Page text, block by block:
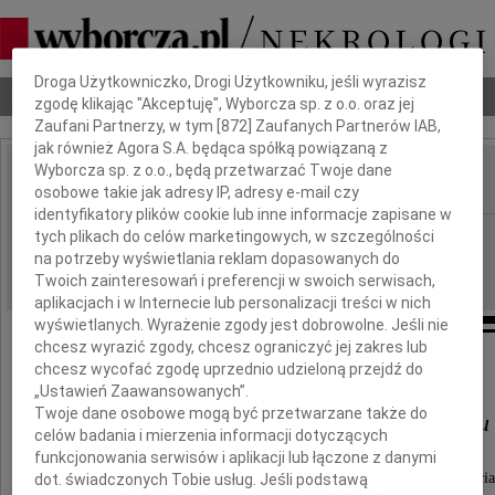
Nekrologi Odeszli Poradnik pogrzebowy
IMIĘ I NAZWISKO:
REGION: Wrocław
DATA EMISJI: 27.12.2023
Panu Sędziemu
Andrzejowi Lewandowskiemu
wyrazy głębokiego współczucia i słowa wsparcia
Dbamy o Twoją prywatność
Droga Użytkowniczko, Drogi Użytkowniku, jeśli wyrazisz
zgodę klikając "Akceptuję", Wyborcza sp. z o.o. oraz jej
Zaufani Partnerzy, w tym [872 ] Zaufanych Partnerów IAB,
jak również Agora S.A. będąca spółką powiązaną z
Wyborcza sp. z o.o., będą przetwarzać Twoje dane
osobowe takie jak adresy IP, adresy e-mail czy
identyfikatory plików cookie lub inne informacje zapisane w
tych plikach do celów marketingowych, w szczególności
na potrzeby wyświetlania reklam dopasowanych do
Twoich zainteresowań i preferencji w swoich serwisach,
aplikacjach i w Internecie lub personalizacji treści w nich
wyświetlanych. Wyrażenie zgody jest dobrowolne. Jeśli nie
chcesz wyrazić zgody, chcesz ograniczyć jej zakres lub
chcesz wycofać zgodę uprzednio udzieloną przejdź do
„Ustawień Zaawansowanych”.
Twoje dane osobowe mogą być przetwarzane także do
celów badania i mierzenia informacji dotyczących
funkcjonowania serwisów i aplikacji lub łączone z danymi
dot. świadczonych Tobie usług. Jeśli podstawą